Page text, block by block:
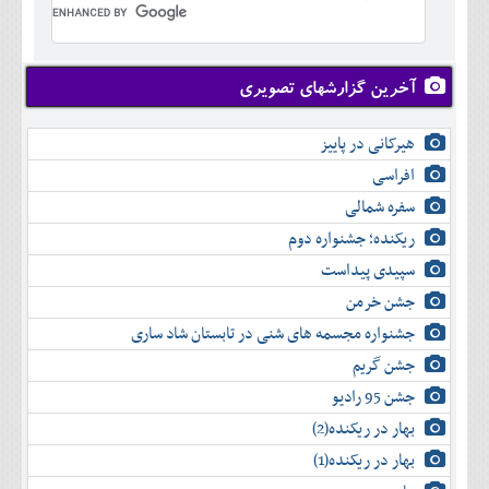
دی
بهمن
اسفند
آبان
آذر
دی
بهمن
اسفند
شهريور
مهر
آبان
آذر
دی
بهمن
اسفند
تير
مرداد
شهريور
مهر
آبان
آذر
دی
بهمن
اسفند
آخرین گزارشهای تصویری
هیرکانی در پاییز
افراسی
سفره شمالی
ریکنده؛ جشنواره دوم
سپیدی پیداست
جشن خرمن
جشنواره مجسمه های شنی در تابستان شاد ساری
جشن گریم
جشن 95 رادیو
بهار در ریکنده(2)
بهار در ریکنده(1)